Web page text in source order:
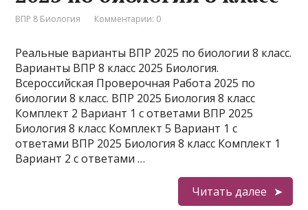
ВПР 8 Биология Комментарии: 0
Реальные варианты ВПР 2025 по биологии 8 класс.
Варианты ВПР 8 класс 2025 Биология.
Всероссийская Проверочная Работа 2025 по
биологии 8 класс. ВПР 2025 Биология 8 класс
Комплект 2 Вариант 1 с ответами ВПР 2025
Биология 8 класс Комплект 5 Вариант 1 с
ответами ВПР 2025 Биология 8 класс Комплект 1
Вариант 2 с ответами …
Читать далее